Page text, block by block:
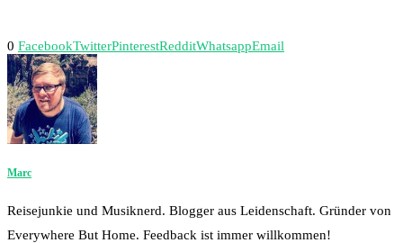
0 FacebookTwitterPinterestRedditWhatsappEmail
Marc
Reisejunkie und Musiknerd. Blogger aus Leidenschaft. Gründer von
Everywhere But Home. Feedback ist immer willkommen!